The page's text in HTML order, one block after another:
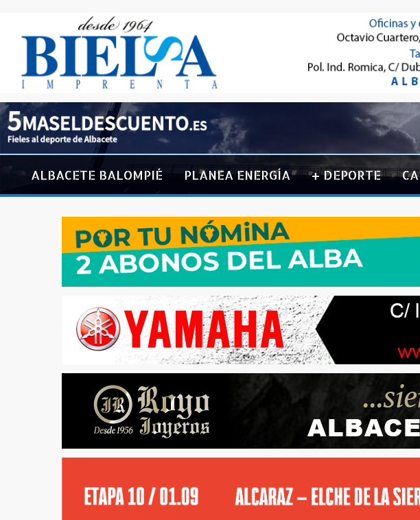
ALBACETE BALOMPIÉ PLANEA ENERGÍA + DEPORTE